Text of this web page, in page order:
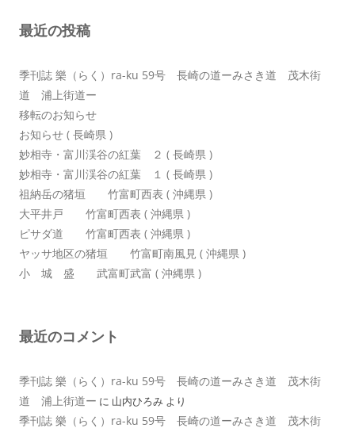
ョ
最近の投稿
季刊誌 樂（らく）ra-ku 59号 長崎の道ーみさき道 茂木街
道 浦上街道ー
移転のお知らせ
お知らせ ( 長崎県 )
妙相寺・富川渓谷の紅葉 ２ ( 長崎県 )
妙相寺・富川渓谷の紅葉 １ ( 長崎県 )
祖納岳の猪垣 竹富町西表 ( 沖縄県 )
大平井戸 竹富町西表 ( 沖縄県 )
ピサダ道 竹富町西表 ( 沖縄県 )
ヤッサ地区の猪垣 竹富町南風見 ( 沖縄県 )
小 城 盛 武富町武富 ( 沖縄県 )
最近のコメント
季刊誌 樂（らく）ra-ku 59号 長崎の道ーみさき道 茂木街
道 浦上街道ー に 山内ひろみ より
季刊誌 樂（らく）ra-ku 59号 長崎の道ーみさき道 茂木街